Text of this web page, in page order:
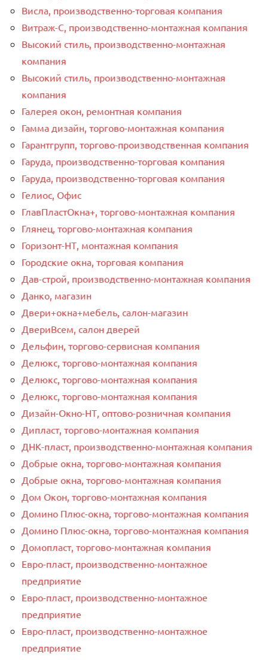
Висла, производственно-торговая компания
Витраж-С, производственно-монтажная компания
Высокий стиль, производственно-монтажная
компания
Высокий стиль, производственно-монтажная
компания
Галерея окон, ремонтная компания
Гамма дизайн, торгово-монтажная компания
Гарантгрупп, торгово-производственная компания
Гаруда, производственно-торговая компания
Гаруда, производственно-торговая компания
Гелиос, Офис
ГлавПластОкна+, торгово-монтажная компания
Глянец, торгово-монтажная компания
Горизонт-НТ, монтажная компания
Городские окна, торговая компания
Дав-строй, производственно-монтажная компания
Данко, магазин
Двери+окна+мебель, салон-магазин
ДвериВсем, салон дверей
Дельфин, торгово-сервисная компания
Делюкс, торгово-монтажная компания
Делюкс, торгово-монтажная компания
Делюкс, торгово-монтажная компания
Дизайн-Окно-НТ, оптово-розничная компания
Дипласт, торгово-монтажная компания
ДНК-пласт, производственно-монтажная компания
Добрые окна, торгово-монтажная компания
Добрые окна, торгово-монтажная компания
Дом Окон, торгово-монтажная компания
Домино Плюс-окна, торгово-монтажная компания
Домино Плюс-окна, торгово-монтажная компания
Домопласт, торгово-монтажная компания
Евро-пласт, производственно-монтажное
предприятие
Евро-пласт, производственно-монтажное
предприятие
Евро-пласт, производственно-монтажное
предприятие